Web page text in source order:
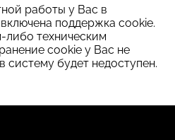
работы у Вас в
поддержка cookie.
либо техническим
cookie у Вас не
систему будет недоступен.